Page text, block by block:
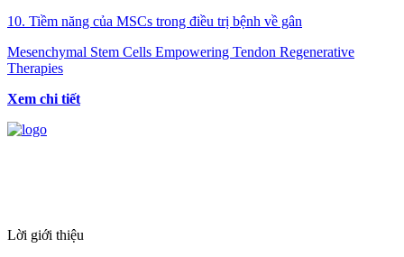
10. Tiềm năng của MSCs trong điều trị bệnh về gân
Mesenchymal Stem Cells Empowering Tendon Regenerative
Therapies
Xem chi tiết
Lời giới thiệu